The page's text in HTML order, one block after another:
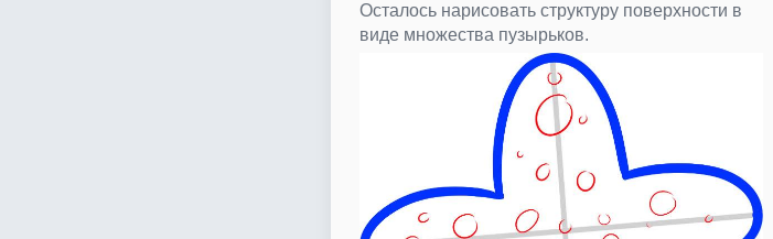
Осталось нарисовать структуру поверхности в
виде множества пузырьков.